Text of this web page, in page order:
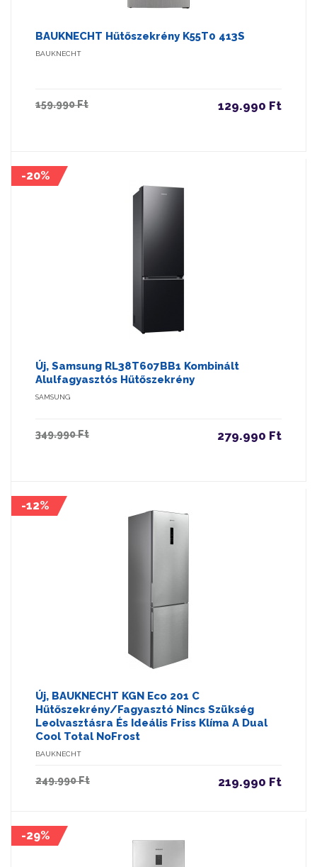
BAUKNECHT Hűtőszekrény K55T0 413S
BAUKNECHT
159.990 Ft 129.990 Ft
-20%
Új, Samsung RL38T607BB1 Kombinált
Alulfagyasztós Hűtőszekrény
SAMSUNG
349.990 Ft 279.990 Ft
-12%
Új, BAUKNECHT KGN Eco 201 C
Hűtőszekrény/fagyasztó Nincs Szükség
Leolvasztásra És Ideális Friss Klíma A Dual
Cool Total NoFrost
BAUKNECHT
249.990 Ft 219.990 Ft
-29%